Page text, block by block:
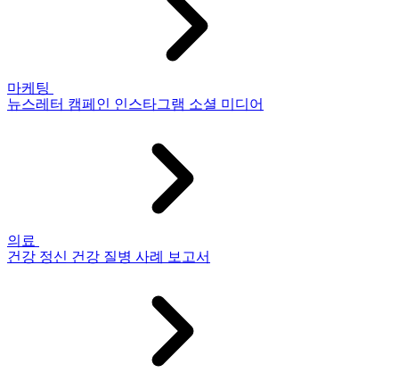
마케팅
뉴스레터 캠페인 인스타그램 소셜 미디어
의료
건강 정신 건강 질병 사례 보고서